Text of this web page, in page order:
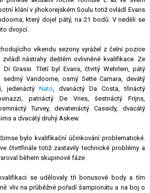
klání v jihokorejském Soulu totiž ovládl Evans
který dojel pátý, na 21 bodů. V neděli se
dvojicí.
víkendu sezony vyrážel z čelní pozice
nástrahy deštěm ovlivněné kvalifikace. Ze
Grassi. Třetí byl Evans, čtvrtý Wehrlein, pátý
sedmý Vandoorne, osmý Sette Camara, devátý
jedenáctý Nato, dvanáctý Da Costa, třináctý
patnáctý De Vries, šestnáctý Frijns,
Turvey, devatenáctý Cassidy, dvacátý
a dvacátý druhý Askew.
bylo kvalifikační účinkování problematické.
čtvrtfinále totiž zastavily technické problémy a
během skupinové fáze.
se udělovaly tři bonusové body a tím
vliv na průběžné pořadí šampionátu a na boj o